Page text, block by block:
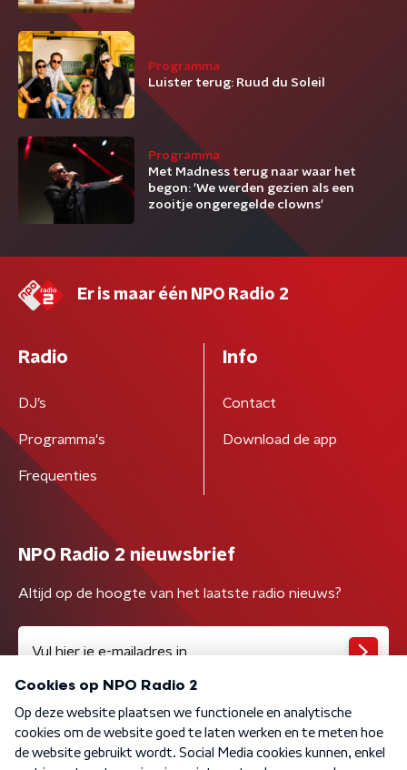
Programma
Luister terug: Ruud du Soleil
Programma
Met Madness terug naar waar het
begon: 'We werden gezien als een
zooitje ongeregelde clowns'
Er is maar één NPO Radio 2
Radio
DJ’s
Programma's
Frequenties
Info
Contact
Download de app
NPO Radio 2 nieuwsbrief
Altijd op de hoogte van het laatste radio nieuws?
Algemene voorwaarden